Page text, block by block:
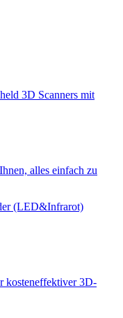
3D Scanners mit
alles einfach zu
(LED&Infrarot)
kosteneffektiver 3D-